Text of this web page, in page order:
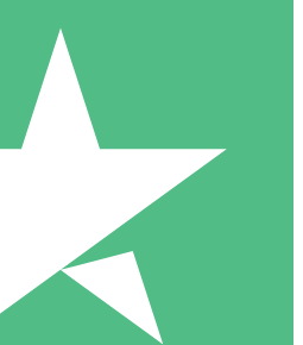
Credit-Pakete
mit Download-Credits. Keine
erforderlich.
10 00